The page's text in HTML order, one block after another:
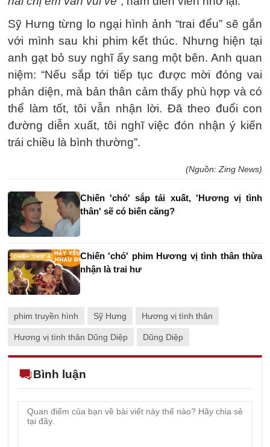
Sỹ Hưng từng lo ngại hình ảnh “trai đểu” sẽ gắn
với mình sau khi phim kết thúc. Nhưng hiện tại
anh gạt bỏ suy nghĩ ấy sang một bên. Anh quan
niệm: “Nếu sắp tới tiếp tục được mời đóng vai
phản diện, mà bản thân cảm thấy phù hợp và có
thể làm tốt, tôi vẫn nhận lời. Đã theo đuổi con
đường diễn xuất, tôi nghĩ việc đón nhận ý kiến
trái chiều là bình thường”.
(Nguồn: Zing News)
Chiến 'chó' sắp tái xuất, 'Hương vị tình
thân' sẽ có biến căng?
Chiến 'chó' phim Hương vị tình thân thừa
nhận là trai hư
phim truyền hình Sỹ Hưng Hương vị tình thân
Hương vị tình thân Dũng Diệp Dũng Diệp
Bình luận